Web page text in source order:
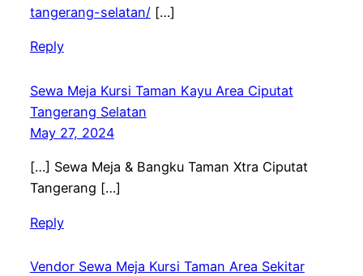
tangerang-selatan/[…]
Reply
Sewa Meja Kursi Taman Kayu Area Ciputat
Tangerang Selatan
May 27, 2024
[…] Sewa Meja & Bangku Taman Xtra Ciputat
Tangerang […]
Reply
Vendor Sewa Meja Kursi Taman Area Sekitar